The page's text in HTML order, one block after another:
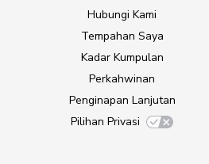
Hubungi Kami
Tempahan Saya
Kadar Kumpulan
Perkahwinan
Penginapan Lanjutan
Pilihan Privasi